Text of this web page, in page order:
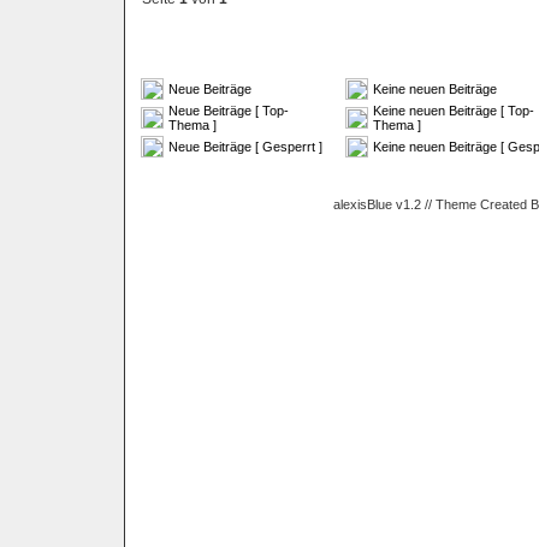
Neue Beiträge
Keine neuen Beiträge
Neue Beiträge [ Top-
Thema ]
Keine neuen Beiträge [ Top-
Thema ]
Neue Beiträge [ Gesperrt ]
Keine neuen Beiträge [
alexisBlue v1.2 // Theme Created